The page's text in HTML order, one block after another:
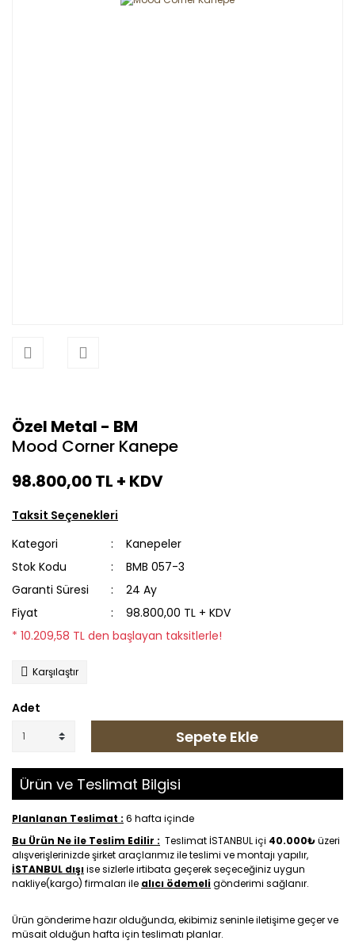
Özel Metal - BM
Mood Corner Kanepe
98.800,00 TL + KDV
Taksit Seçenekleri
Kategori
Kanepeler
Stok Kodu
BMB 057-3
Garanti Süresi
24 Ay
Fiyat
98.800,00 TL + KDV
* 10.209,58 TL den başlayan taksitlerle!
Karşılaştır
Adet
Sepete Ekle
Ürün ve Teslimat Bilgisi
Planlanan Teslimat : 6 hafta içinde
Bu Ürün Ne ile Teslim Edilir : Teslimat İSTANBUL içi 40.000₺üzeri
alışverişlerinizde şirket araçlarımız ile teslimi ve montajı yapılır,
İSTANBUL dışıise sizlerle irtibata geçerek seçeceğiniz uygun
nakliye(kargo) firmaları ile alıcı ödemeligönderimi sağlanır.
Ürün gönderime hazır olduğunda, ekibimiz seninle iletişime geçer ve
müsait olduğun hafta için teslimatı planlar.